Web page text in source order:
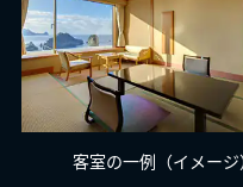
客室の一例（イメージ